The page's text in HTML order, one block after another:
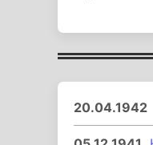
20.04.1942